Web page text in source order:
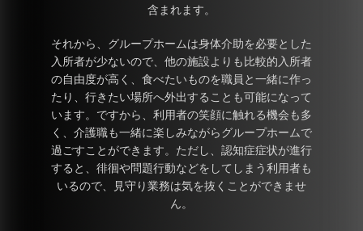
含まれます。
それから、グループホームは身体介助を必要とした
入所者が少ないので、他の施設よりも比較的入所者
の自由度が高く、食べたいものを職員と一緒に作っ
たり、行きたい場所へ外出することも可能になって
います。ですから、利用者の笑顔に触れる機会も多
く、介護職も一緒に楽しみながらグループホームで
過ごすことができます。ただし、認知症症状が進行
すると、徘徊や問題行動などをしてしまう利用者も
いるので、見守り業務は気を抜くことができませ
ん。